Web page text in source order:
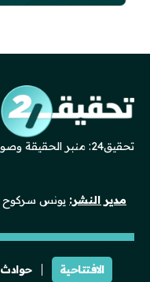
تحقيق24: منبر الحقيقة وصوت المصداقية.
مدير النشر: يونس سركوح
الافتتاحية حوادث